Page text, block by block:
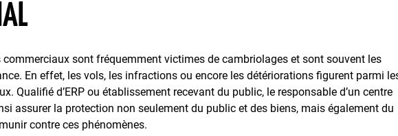
sont fréquemment victimes de cambriolages et sont souvent les
En effet, les vols, les infractions ou encore les détériorations figurent parmi
Qualifié d’ERP ou établissement recevant du public, le responsable d’un centre
assurer la protection non seulement du public et des biens, mais également du
contre ces phénomènes.